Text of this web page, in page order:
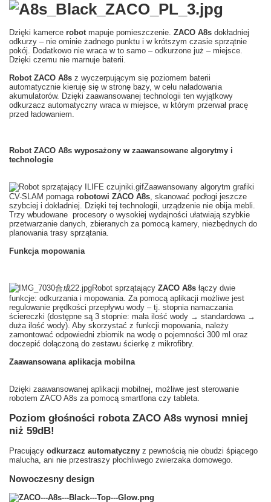
Dzięki kamerce robotmapuje pomieszczenie. ZACO A8s dokładniej
odkurzy – nie ominie żadnego punktu i w krótszym czasie sprzątnie
pokój. Dodatkowo nie wraca w to samo – odkurzone już – miejsce.
Dzięki czemu nie marnuje baterii.
Robot ZACO A8s z wyczerpującym się poziomem baterii
automatycznie kieruję się w stronę bazy, w celu naładowania
akumulatorów. Dzięki zaawansowanej technologii ten wyjątkowy
odkurzacz automatyczny wraca w miejsce, w którym przerwał pracę
przed ładowaniem.
Robot ZACO A8s wyposażony w zaawansowane algorytmy i
technologie
Zaawansowany algorytm grafiki
CV-SLAM pomaga robotowi ZACO A8s, skanować podłogi jeszcze
szybciej i dokładniej. Dzięki tej technologii, urządzenie nie obija mebli.
Trzy wbudowane procesory o wysokiej wydajności ułatwiają szybkie
przetwarzanie danych, zbieranych za pomocą kamery, niezbędnych do
planowania trasy sprzątania.
Funkcja mopowania
Robot sprzątający ZACO A8s łączy dwie
funkcje: odkurzania i mopowania. Za pomocą aplikacji możliwe jest
regulowanie prędkości przepływu wody – tj. stopnia namaczania
ściereczki (dostępne są 3 stopnie: mała ilość wody → standardowa →
duża ilość wody). Aby skorzystać z funkcji mopowania, należy
zamontować odpowiedni zbiornik na wodę o pojemności 300 ml oraz
doczepić dołączoną do zestawu ścierkę z mikrofibry.
Zaawansowana aplikacja mobilna
Dzięki zaawansowanej aplikacji mobilnej, możliwe jest sterowanie
robotem ZACO A8s za pomocą smartfona czy tableta.
Poziom głośności robota ZACO A8s wynosi mniej
niż 59dB!
Pracujący odkurzacz automatyczny z pewnością nie obudzi śpiącego
malucha, ani nie przestraszy płochliwego zwierzaka domowego.
Nowoczesny design